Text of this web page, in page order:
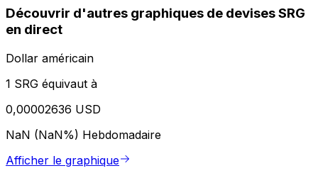
Découvrir d'autres graphiques de devises SRG
en direct
Dollar américain
1 SRG équivaut à
0,00002636 USD
NaN (NaN%) Hebdomadaire
Afficher le graphique